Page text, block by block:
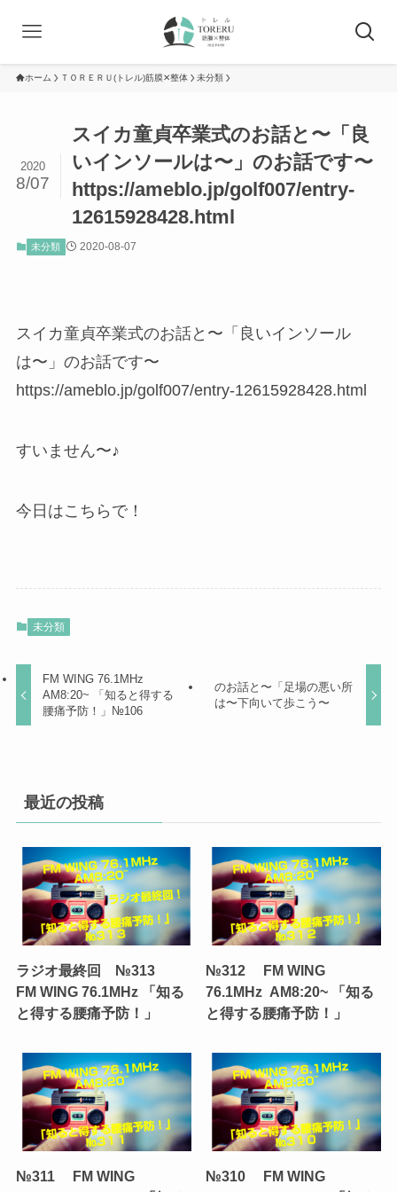
ホーム ＴＯＲＥＲＵ(トレル)筋膜✕整体 未分類
スイカ童貞卒業式のお話と〜「良
いインソールは〜」のお話です〜
https://ameblo.jp/golf007/entry-
12615928428.html
2020
8/07
未分類 2020-08-07
スイカ童貞卒業式のお話と〜「良いインソール
は〜」のお話です〜
https://ameblo.jp/golf007/entry-12615928428.html
すいません〜♪
今日はこちらで！
未分類
FM WING 76.1MHz
AM8:20~ 「知ると得する
腰痛予防！」№106
のお話と〜「足場の悪い所
は〜下向いて歩こう〜
最近の投稿
ラジオ最終回 №313
FM WING 76.1MHz 「知る
と得する腰痛予防！」
№312 FM WING
76.1MHz AM8:20~ 「知る
と得する腰痛予防！」
№311 FM WING
№310 FM WING